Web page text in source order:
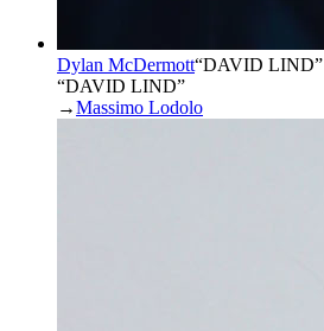
Dylan McDermott“DAVID LIND”
“DAVID LIND”
→Massimo Lodolo